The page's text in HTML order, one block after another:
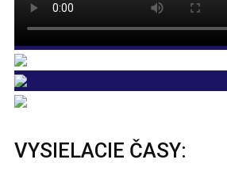
VYSIELACIE ČASY: